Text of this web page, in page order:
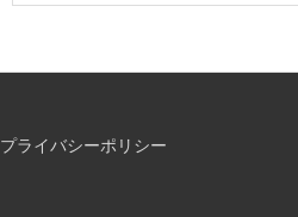
プライバシーポリシー